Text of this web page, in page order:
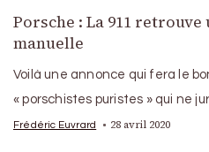
Porsche : La 911
manuelle
Voilà une annonce qui fera le
« porschistes puristes » qui ne
Frédéric Euvrard 28 avril 2020